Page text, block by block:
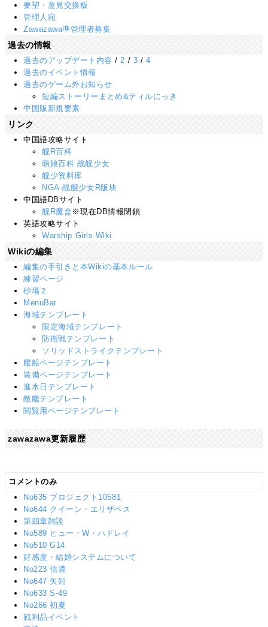
要望・意見交換板
管理人宛
Zawazawa準管理者募集
過去の情報
過去のアップデート内容 /2 / 3 / 4
過去のイベント情報
過去のゲーム外お知らせ
短編ストーリーまとめ&ティルにっき
中国版新規要素
リンク
中国語攻略サイト
舰R百科
萌娘百科 战舰少女
舰少资料库
NGA·战舰少女R版块
中国語DBサイト
舰R魔盒 ※現在DB情報閉鎖
英語攻略サイト
Warship Girls Wiki
Wikiの編集
編集の手引きと本Wikiの基本ルール
練習ページ
砂場２
MenuBar
海域テンプレート
限定海域テンプレート
防衛戦テンプレート
ソリッドストライクテンプレート
艦船ページテンプレート
装備ページテンプレート
進水日テンプレート
敵艦テンプレート
閲覧用ページテンプレート
zawazawa更新履歴
コメントのみ
No635 プロジェクト10581
No644 クイーン・エリザベス
第四章雑談
No589 ヒュー・W・ハドレイ
No510 G14
好感度・結婚システムについて
No223 信濃
No647 矢矧
No633 S-49
No266 初夏
戦利品イベント